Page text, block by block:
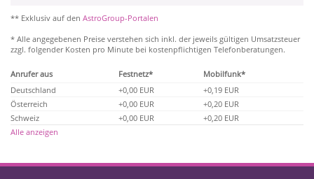
** Exklusiv auf den AstroGroup-Portalen
* Alle angegebenen Preise verstehen sich inkl. der jeweils gültigen Umsatzsteuer
zzgl. folgender Kosten pro Minute bei kostenpflichtigen Telefonberatungen.
Anrufer aus Festnetz*
Mobilfunk*
Deutschland
+0,00 EUR
+0,19 EUR
Österreich
+0,00 EUR
+0,20 EUR
Schweiz
+0,00 EUR
+0,20 EUR
Alle anzeigen